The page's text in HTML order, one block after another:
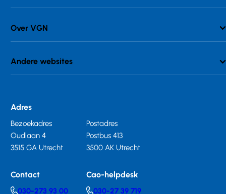
Over VGN
Andere websites
Adres
Bezoekadres
Oudlaan 4
3515 GA Utrecht
Postadres
Postbus 413
3500 AK Utrecht
Contact
030-273 93 00
Cao-helpdesk
030-27 39 719